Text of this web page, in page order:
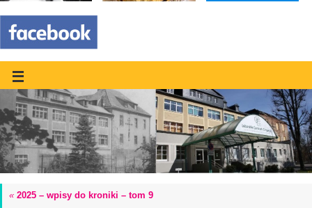
« 2025 – wpisy do kroniki – tom 9